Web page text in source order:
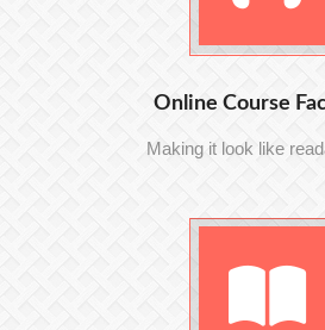
Online Course
Making it look like